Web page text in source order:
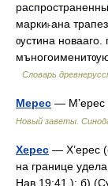
марки˫ана
ѹстина новааго.
Словарь
Мерес —
Новый заветы.
Херес — Х’ерес
на границе
Нав.19:41 ); б)